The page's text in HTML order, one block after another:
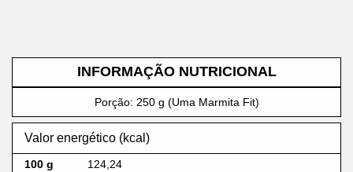
INFORMAÇÃO NUTRICIONAL
Porção: 250 g (Uma Marmita Fit)
Valor energético (kcal)
124,24